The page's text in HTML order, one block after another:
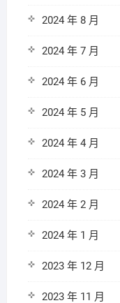
2024 年 8 月
2024 年 7 月
2024 年 6 月
2024 年 5 月
2024 年 4 月
2024 年 3 月
2024 年 2 月
2024 年 1 月
2023 年 12 月
2023 年 11 月